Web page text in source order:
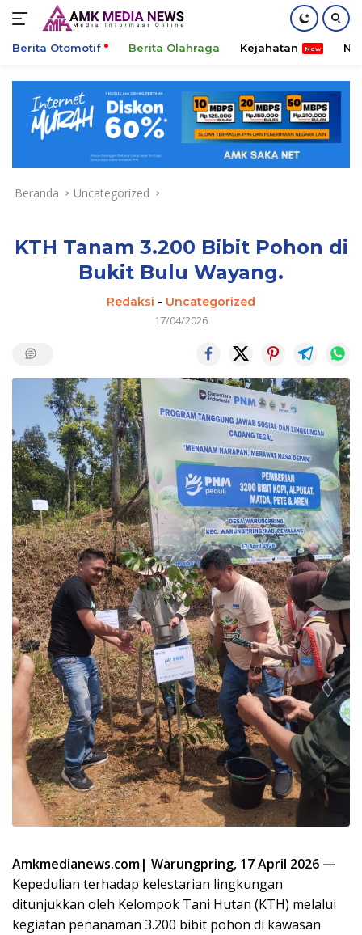
konten
Berita Otomotif Berita Olahraga Kejahatan
Beranda Uncategorized
KTH Tanam 3.200 Bibit Pohon di
Bukit Bulu Wayang.
Redaksi - Uncategorized
17/04/2026
Amkmedianews.com| Warungpring, 17 April 2026 —
Kepedulian terhadap kelestarian lingkungan
ditunjukkan oleh Kelompok Tani Hutan (KTH) melalui
kegiatan penanaman 3.200 bibit pohon di kawasan